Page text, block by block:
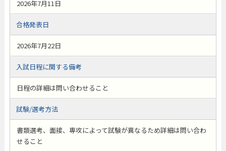
2026年7月11日
合格発表日
2026年7月22日
入試日程に関する備考
日程の詳細は問い合わせること
試験/選考方法
書類選考、面接、専攻によって試験が異なるため詳細は問い合わ
せること